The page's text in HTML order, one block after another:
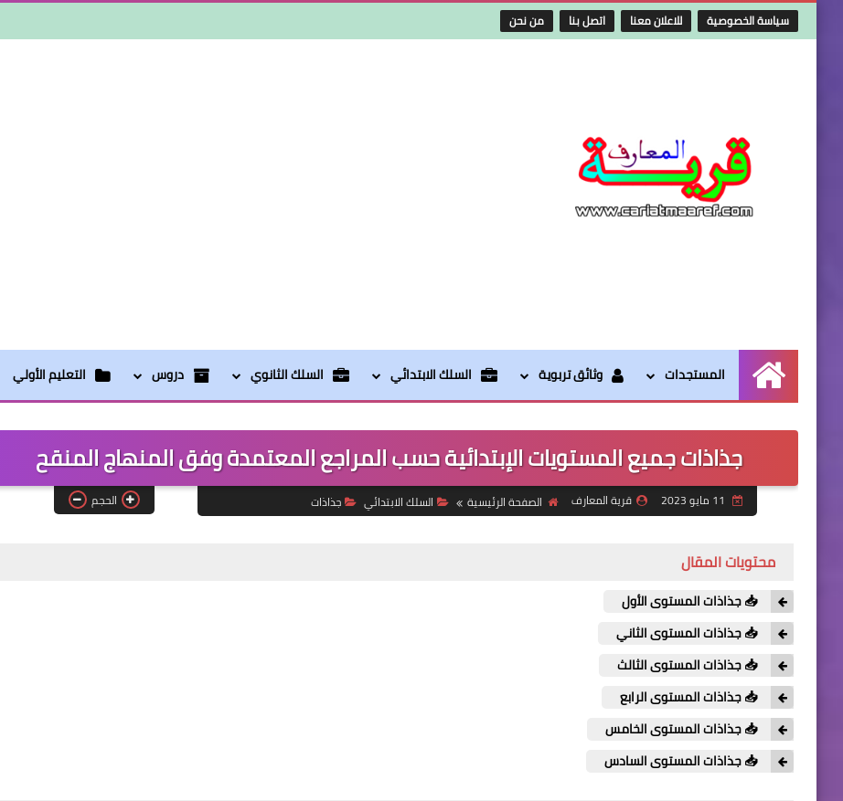
سياسة الخصوصية للاعلان معنا اتصل بنا من نحن
الرئيسية
المستجدات وثائق تربوية السلك الابتدائي السلك الثانوي دروس التعليم الأولي
جذاذات جميع المستويات الإبتدائية حسب المراجع المعتمدة وفق المنهاج المنقح
قرية المعارف الصفحة الرئيسية السلك الابتدائي جذاذات الحجم
محتويات المقال
📥 جذاذات المستوى الأول
📥 جذاذات المستوى الثاني
📥 جذاذات المستوى الثالث
📥 جذاذات المستوى الرابع
📥 جذاذات المستوى الخامس
📥 جذاذات المستوى السادس